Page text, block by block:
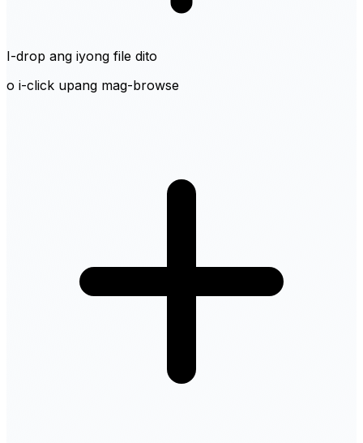
I-drop ang iyong file dito
o i-click upang mag-browse